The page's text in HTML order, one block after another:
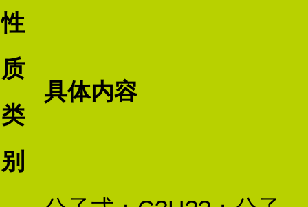
性
质
类
别
具体内容